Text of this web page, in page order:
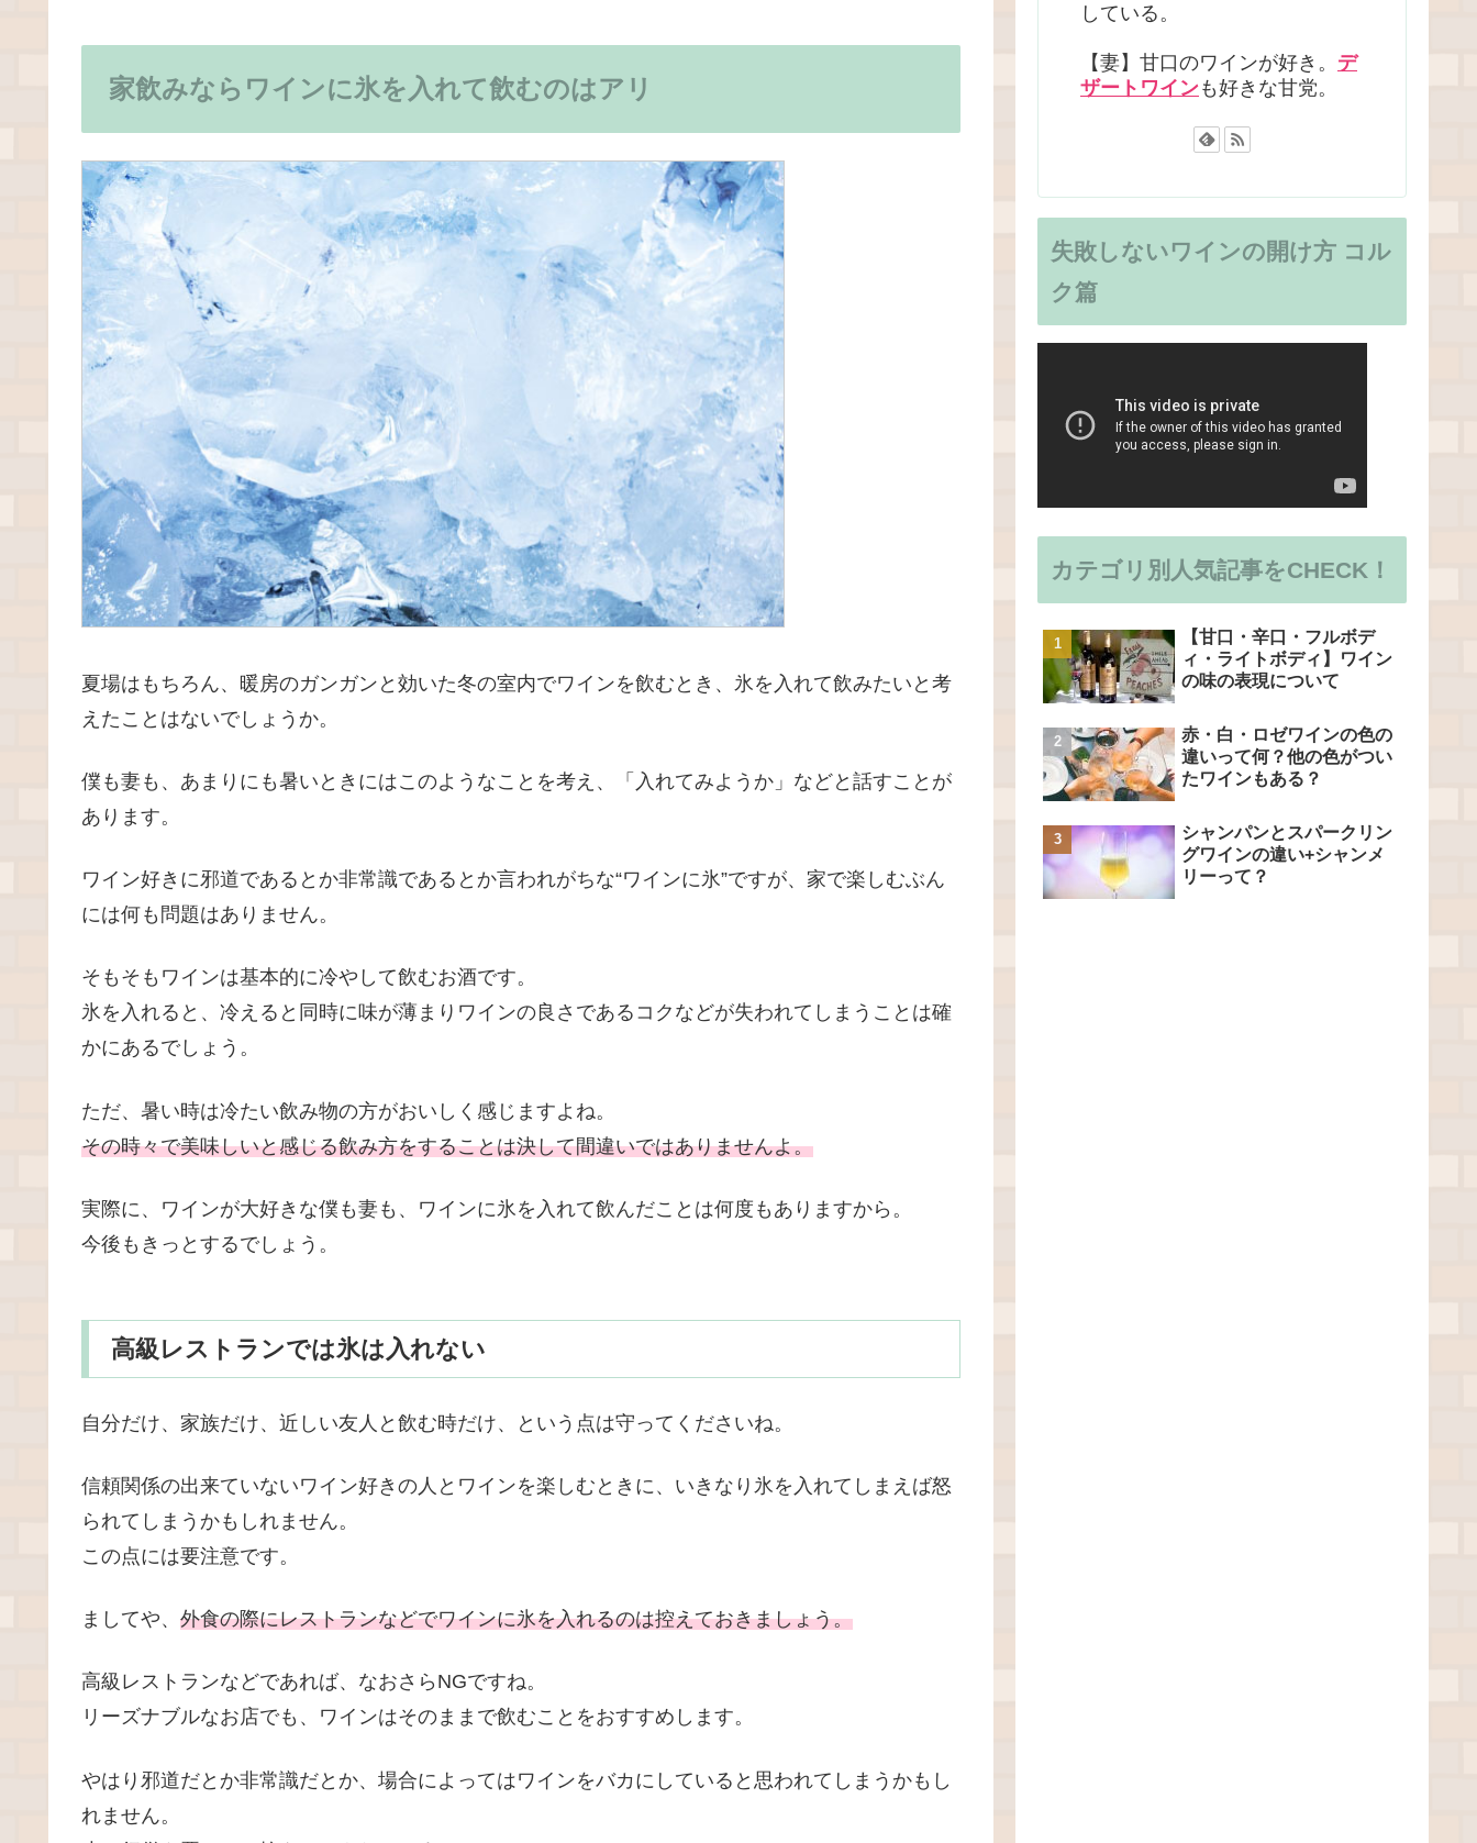
家飲みならワインに氷を入れて飲むのはアリ
夏場はもちろん、暖房のガンガンと効いた冬の室内でワインを飲むとき、氷を入れて飲みたいと考
えたことはないでしょうか。
僕も妻も、あまりにも暑いときにはこのようなことを考え、「入れてみようか」などと話すことが
あります。
ワイン好きに邪道であるとか非常識であるとか言われがちな“ワインに氷”ですが、家で楽しむぶん
には何も問題はありません。
そもそもワインは基本的に冷やして飲むお酒です。
氷を入れると、冷えると同時に味が薄まりワインの良さであるコクなどが失われてしまうことは確
かにあるでしょう。
ただ、暑い時は冷たい飲み物の方がおいしく感じますよね。
その時々で美味しいと感じる飲み方をすることは決して間違いではありませんよ。
実際に、ワインが大好きな僕も妻も、ワインに氷を入れて飲んだことは何度もありますから。
今後もきっとするでしょう。
高級レストランでは氷は入れない
自分だけ、家族だけ、近しい友人と飲む時だけ、という点は守ってくださいね。
信頼関係の出来ていないワイン好きの人とワインを楽しむときに、いきなり氷を入れてしまえば怒
られてしまうかもしれません。
この点には要注意です。
ましてや、 外食の際にレストランなどでワインに氷を入れるのは控えておきましょう。
高級レストランなどであれば、なおさらNGですね。
リーズナブルなお店でも、ワインはそのままで飲むことをおすすめします。
やはり邪道だとか非常識だとか、場合によってはワインをバカにしていると思われてしまうかもし
れません。
している。
【妻】甘口のワインが好き。 デ
ザートワインも好きな甘党。
失敗しないワインの開け方 コル
ク篇
カテゴリ別人気記事をCHECK！
【甘口・辛口・フルボデ
ィ・ライトボディ】ワイン
の味の表現について
赤・白・ロゼワインの色の
違いって何？他の色がつい
たワインもある？
シャンパンとスパークリン
グワインの違い+シャンメ
リーって？